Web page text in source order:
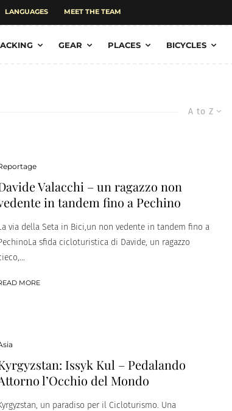
LANGUAGES MEET THE TEAM
GEAR PLACES BICYCLES
A to Z
Valacchi – un ragazzo non
in tandem fino a Pechino
via della Seta in Bici,un non vedente in tandem fino a
sfida cicloturistica di Davide, un ragazzo
MORE
Issyk Kul – Pedalando
l’Occhio del Mondo
un paradiso per il Cicloturismo. Una